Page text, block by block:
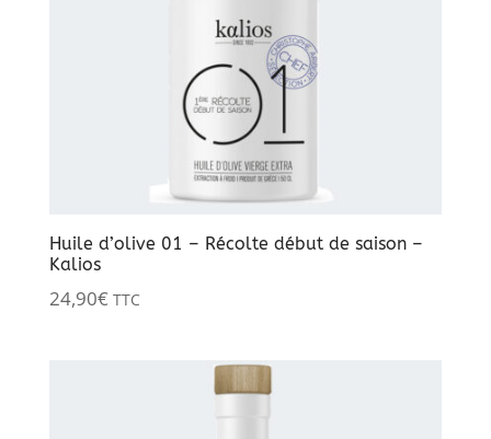
Huile d’olive 01 – Récolte début de saison –
Kalios
24,90€ TTC